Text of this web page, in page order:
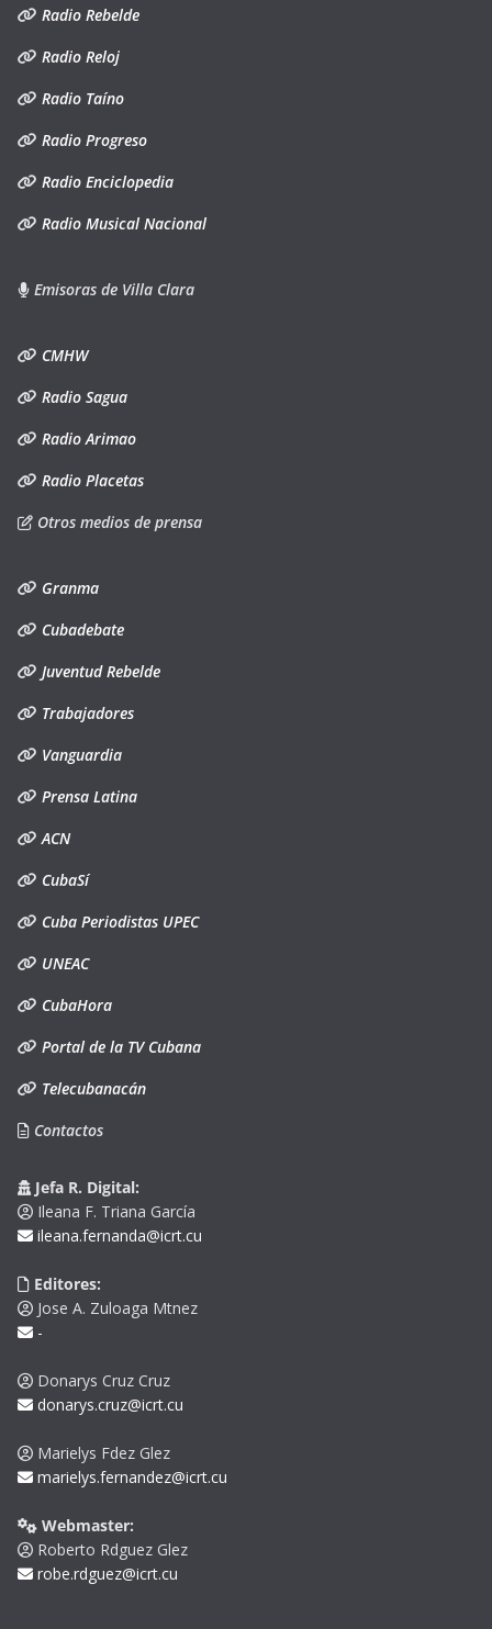
Radio Rebelde
Radio Reloj
Radio Taíno
Radio Progreso
Radio Enciclopedia
Radio Musical Nacional
Emisoras de Villa Clara
CMHW
Radio Sagua
Radio Arimao
Radio Placetas
Otros medios de prensa
Granma
Cubadebate
Juventud Rebelde
Trabajadores
Vanguardia
Prensa Latina
ACN
CubaSí
Cuba Periodistas UPEC
UNEAC
CubaHora
Portal de la TV Cubana
Telecubanacán
Contactos
Jefa R. Digital:
Ileana F. Triana García
ileana.fernanda@icrt.cu
Editores:
Jose A. Zuloaga Mtnez
-
Donarys Cruz Cruz
donarys.cruz@icrt.cu
Marielys Fdez Glez
marielys.fernandez@icrt.cu
Webmaster:
Roberto Rdguez Glez
robe.rdguez@icrt.cu